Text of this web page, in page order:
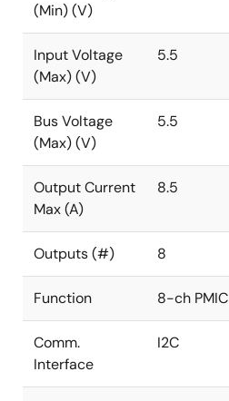
(Min) (V)
Input Voltage
(Max) (V)
5.5
Bus Voltage
(Max) (V)
5.5
Output Current
Max (A)
8.5
Outputs (#) 8
Function 8-ch PMIC
Comm.
Interface
I2C